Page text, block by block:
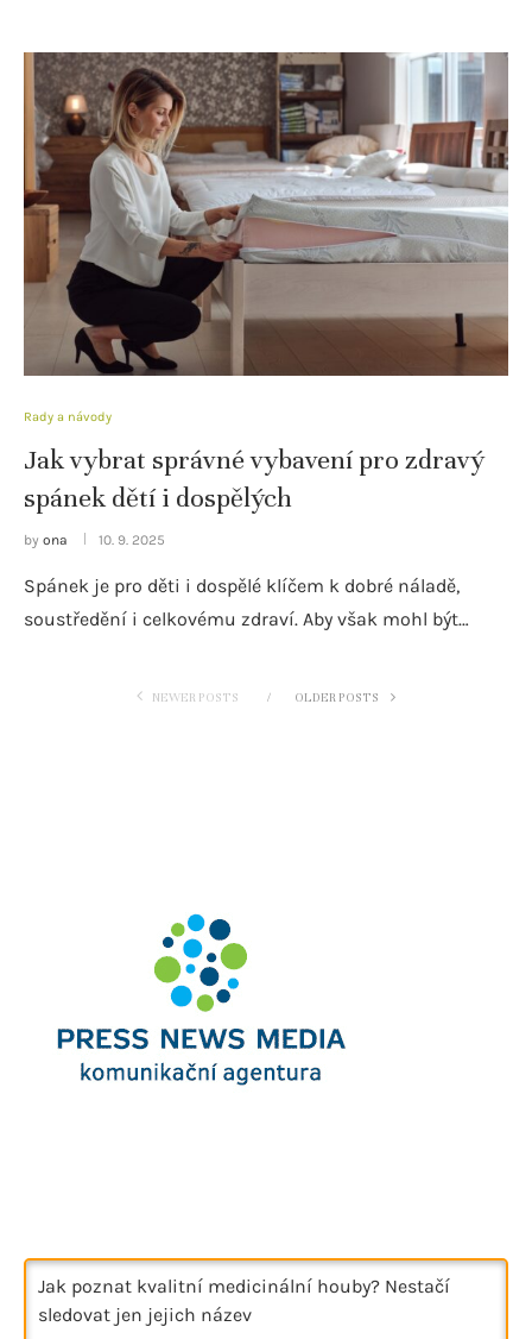
Rady a návody
Jak vybrat správné vybavení pro zdravý
spánek dětí i dospělých
by ona 10. 9. 2025
Spánek je pro děti i dospělé klíčem k dobré náladě,
soustředění i celkovému zdraví. Aby však mohl být…
NEWER POSTS OLDER POSTS
Jak poznat kvalitní medicinální houby? Nestačí
sledovat jen jejich název